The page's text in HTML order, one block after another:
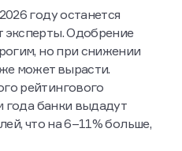
году останется
Одобрение
но при снижении
может вырасти.
рейтингового
года банки выдадут
что на 6–11% больше,